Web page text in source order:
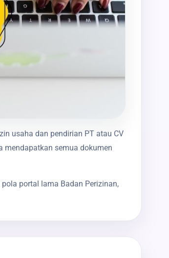
usaha dan pendirian PT atau CV
mendapatkan semua dokumen
portal lama Badan Perizinan,